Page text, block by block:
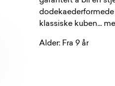
klassiske kuben...
Alder: Fra 9 år